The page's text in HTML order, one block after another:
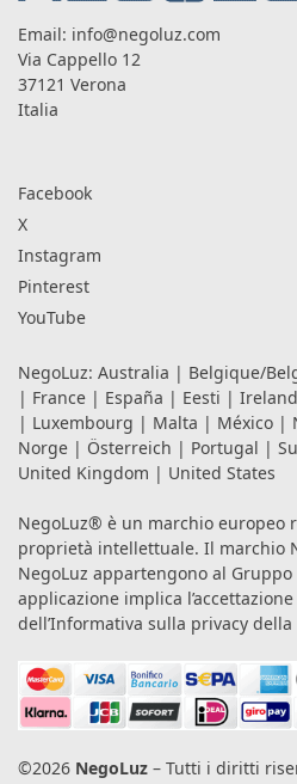
Email: info@negoluz.com
Via Cappello 12
37121 Verona
Italia
Facebook
X
Instagram
Pinterest
YouTube
NegoLuz: Australia | Belgique/
| France | España | Eesti | Ireland
| Luxembourg | Malta | México |
Norge | Österreich | Portugal |
United Kingdom | United States
NegoLuz® è un marchio europeo
proprietà intellettuale. Il marchio
NegoLuz appartengono al Gruppo
applicazione implica
dell’Informativa sulla privacy della
©2026 NegoLuz – Tutti i diritti